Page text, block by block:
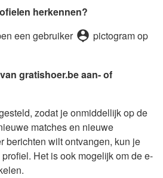
herkennen?
een gebruiker person_pin pictogram op
gratishoer.be aan- of
zodat je onmiddellijk op de
matches en nieuwe
berichten wilt ontvangen, kun je
Het is ook mogelijk om de e-